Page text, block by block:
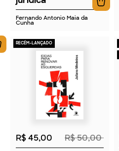
Fernando Antonio Maia da
Cunha
RECÉM-LANÇADO
2026
R$ 45,00
R$ 50,00